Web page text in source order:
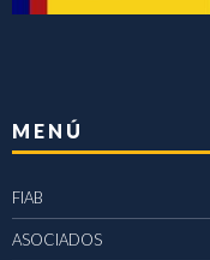
MENÚ
FIAB
ASOCIADOS